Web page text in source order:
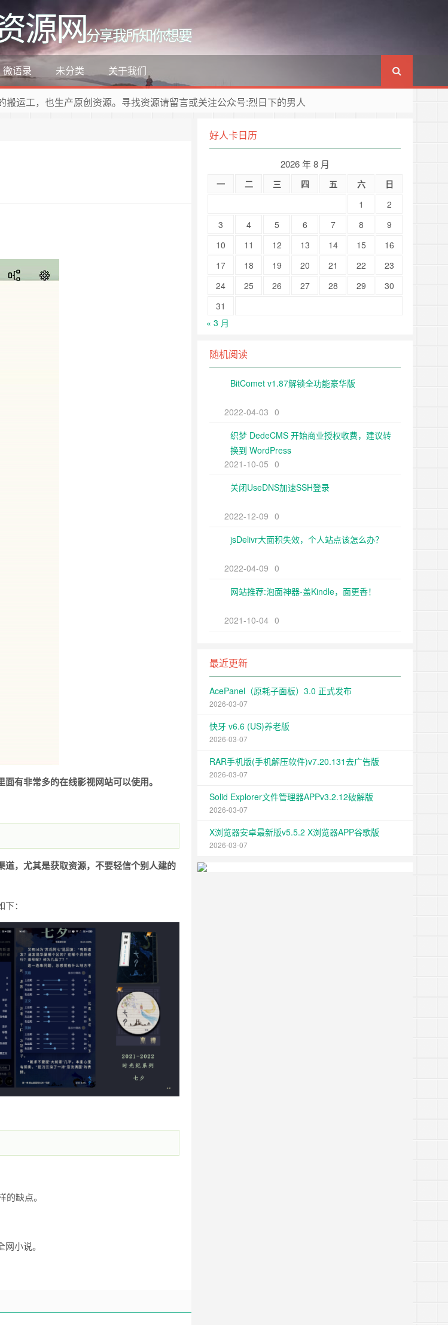
源网分享我所知你想要
微语录 未分类 关于我们
运工，也生产原创资源。寻找资源请留言或关注公众号:烈日下的男人
有非常多的在线影视网站可以使用。
，尤其是获取资源，不要轻信个别人建的
：
缺点。
小说。
好人卡日历
2026 年 8 月
一 二 三 四 五 六
日
1
2
3
4 5 6 7 8
9
10
11 12 13 14 15
16
17
18 19 20 21 22
23
24
25 26 27 28 29
30
31
« 3 月
随机阅读
BitComet v1.87解锁全功能豪华版
2022-04-03 0
织梦 DedeCMS 开始商业授权收费，建议转
换到 WordPress
2021-10-05 0
关闭UseDNS加速SSH登录
2022-12-09 0
jsDelivr大面积失效，个人站点该怎么办？
2022-04-09 0
网站推荐:泡面神器-盖Kindle，面更香！
2021-10-04 0
最近更新
AcePanel（原耗子面板）3.0 正式发布
2026-03-07
快牙 v6.6 (US)养老版
2026-03-07
RAR手机版(手机解压软件)v7.20.131去广告版
2026-03-07
Solid Explorer文件管理器APPv3.2.12破解版
2026-03-07
X浏览器安卓最新版v5.5.2 X浏览器APP谷歌版
2026-03-07